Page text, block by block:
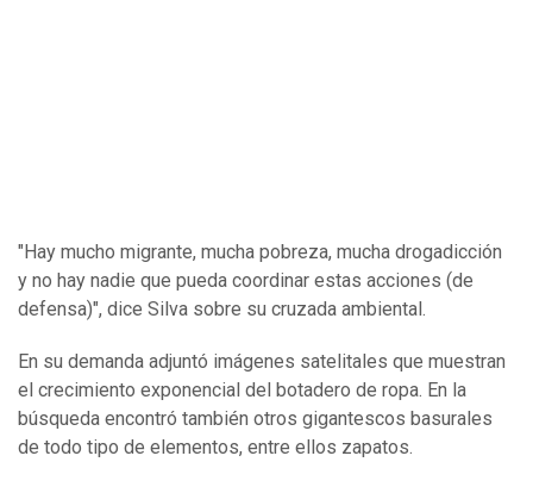
"Hay mucho migrante, mucha pobreza, mucha drogadicción
y no hay nadie que pueda coordinar estas acciones (de
defensa)", dice Silva sobre su cruzada ambiental.
En su demanda adjuntó imágenes satelitales que muestran
el crecimiento exponencial del botadero de ropa. En la
búsqueda encontró también otros gigantescos basurales
de todo tipo de elementos, entre ellos zapatos.